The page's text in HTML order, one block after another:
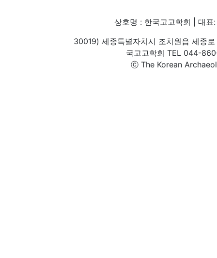
상호명 : 한국고고학회 | 대
30019) 세종특별자치시 조치원읍 세종
국고고학회 TEL 044-
ⓒ The Korean